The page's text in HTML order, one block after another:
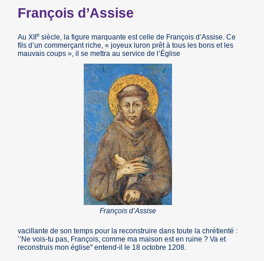
François d’Assise
Au XIIe siècle, la figure marquante est celle de François d’Assise. Ce
fils d’un commerçant riche, « joyeux luron prêt à tous les bons et les
mauvais coups », il se mettra au service de l’Église
François d’Assise
vacillante de son temps pour la reconstruire dans toute la chrétienté :
’’Ne vois-tu pas, François, comme ma maison est en ruine ? Va et
reconstruis mon église" entend-il le 18 octobre 1208.